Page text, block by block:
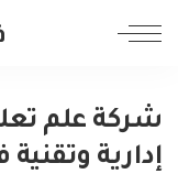
شركة علم
إدارية